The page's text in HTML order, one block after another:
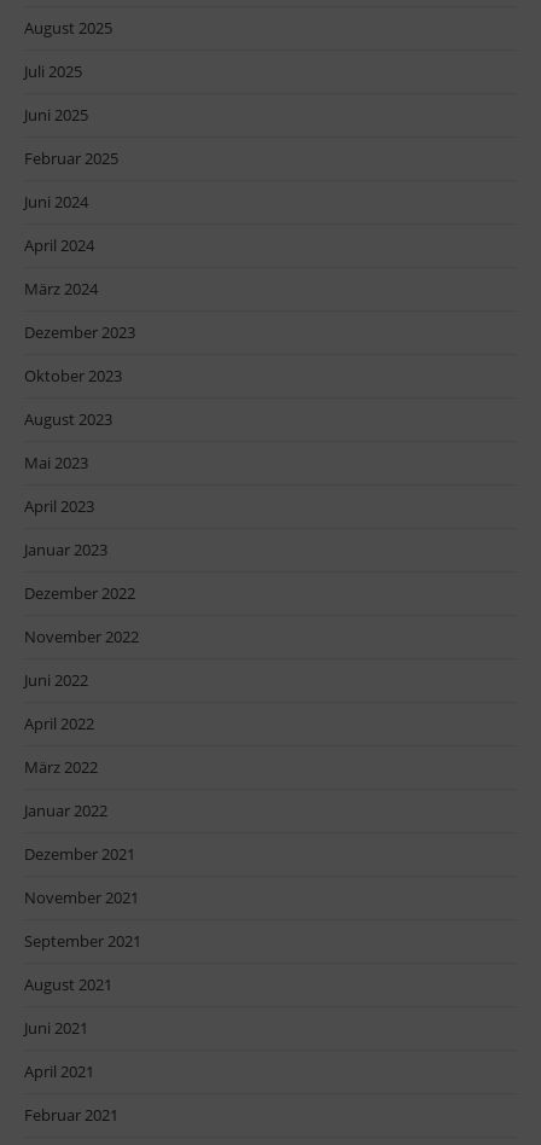
August 2025
Juli 2025
Juni 2025
Februar 2025
Juni 2024
April 2024
März 2024
Dezember 2023
Oktober 2023
August 2023
Mai 2023
April 2023
Januar 2023
Dezember 2022
November 2022
Juni 2022
April 2022
März 2022
Januar 2022
Dezember 2021
November 2021
September 2021
August 2021
Juni 2021
April 2021
Februar 2021